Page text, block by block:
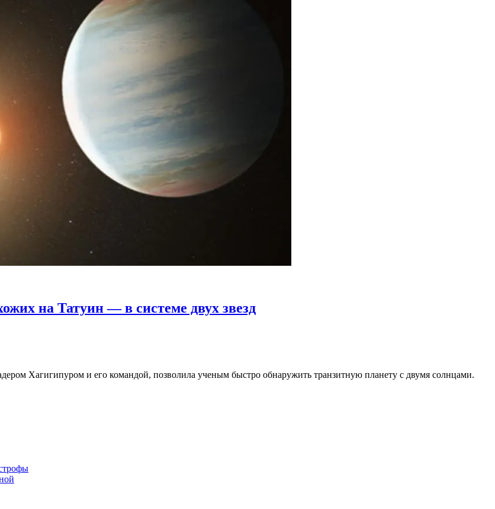
на Татуин — в системе двух звезд
Хагигипуром и его командой, позволила ученым быстро обнаружить транзитную планету с двумя солнцами.